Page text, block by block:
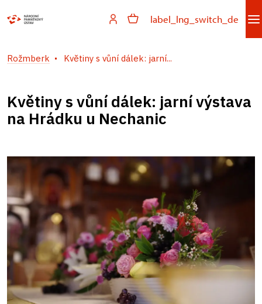
label_lng_switch_de
Rožmberk Květiny s vůní dálek: jarní...
Květiny s vůní dálek: jarní výstava
na Hrádku u Nechanic